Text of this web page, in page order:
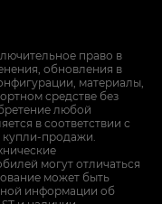
право в
обновления в
материалы,
средстве без
любой
в соответствии с
продажи.
могут отличаться
может быть
информации об